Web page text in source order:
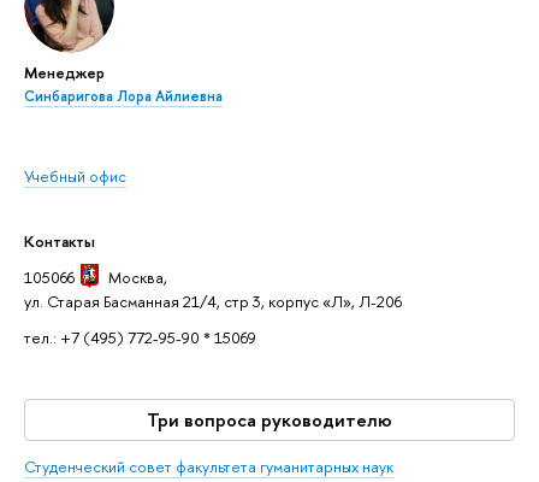
Менеджер
Синбаригова Лора Айлиевна
Учебный офис
Контакты
105066
Москва,
ул. Старая Басманная 21/4, стр 3, корпус «Л», Л-206
тел.: +7 (495) 772-95-90 * 15069
Три вопроса руководителю
Студенческий совет факультета гуманитарных наук